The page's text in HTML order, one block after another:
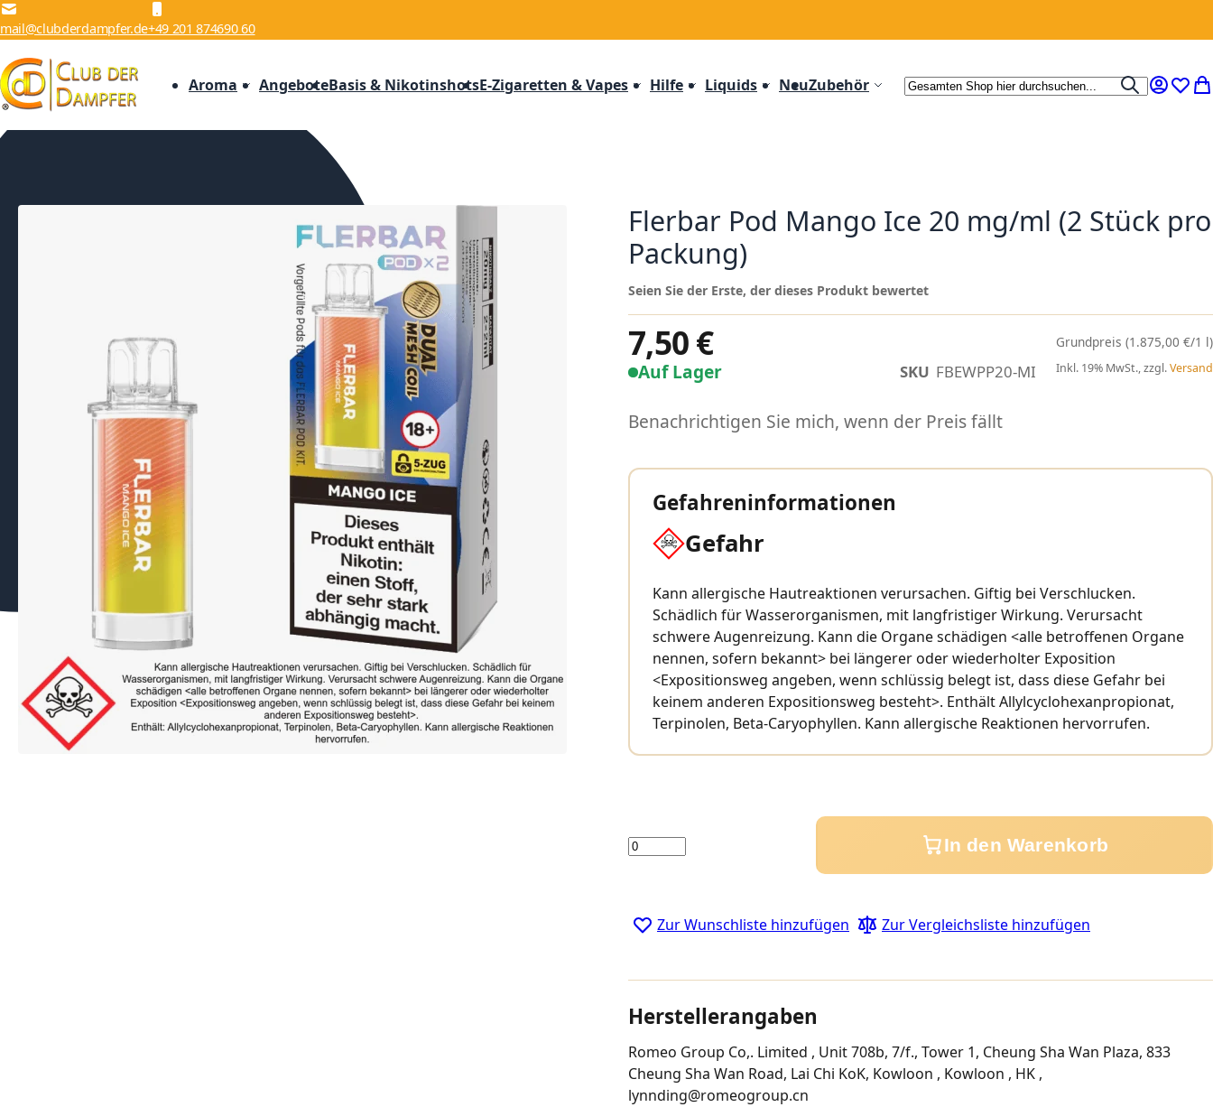
Zum Inhalt springen
mail@clubderdampfer.de+49 201 874690 60
Aroma AngeboteBasis & NikotinshotsE-Zigaretten & Vapes Hilfe Liquids NeuZubehör Suche
Suche
Mein
Flerbar Pod Mango Ice 20 mg/ml (2 Stück pro
Packung)
Auf Lager SKU FBEWPP20-MI
Seien Sie der Erste, der dieses Produkt bewertet
7,50 € (1.875,00 €/1 l)
Inkl. 19% MwSt., zzgl.Versand
Benachrichtigen Sie mich, wenn der Preis fällt
Gefahreninformationen
Gefahr
Kann allergische Hautreaktionen verursachen. Giftig bei Verschlucken.
Schädlich für Wasserorganismen, mit langfristiger Wirkung. Verursacht
schwere Augenreizung. Kann die Organe schädigen <alle betroffenen Organe
nennen, sofern bekannt> bei längerer oder wiederholter Exposition
<Expositionsweg angeben, wenn schlüssig belegt ist, dass diese Gefahr bei
keinem anderen Expositionsweg besteht>. Enthält Allylcyclohexanpropionat,
Terpinolen, Beta-Caryophyllen. Kann allergische Reaktionen hervorrufen.
Menge In den Warenkorb
Zur Wunschliste hinzufügen Zur Vergleichsliste hinzufügen
Herstellerangaben
Romeo Group Co,. Limited , Unit 708b, 7/f., Tower 1, Cheung Sha Wan Plaza, 833
Cheung Sha Wan Road, Lai Chi KoK, Kowloon , Kowloon , HK ,
lynnding@romeogroup.cn